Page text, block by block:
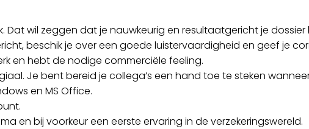
Dat wil zeggen dat je nauwkeurig en resultaatgericht je
beschik je over een goede luistervaardigheid en geef je
en hebt de nodige commerciële feeling.
Je bent bereid je collega’s een hand toe te steken
en MS Office.
en bij voorkeur een eerste ervaring in de verzekeringswereld.